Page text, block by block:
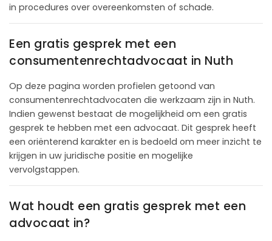
in procedures over overeenkomsten of schade.
Een gratis gesprek met een
consumentenrechtadvocaat in Nuth
Op deze pagina worden profielen getoond van
consumentenrechtadvocaten die werkzaam zijn in Nuth.
Indien gewenst bestaat de mogelijkheid om een gratis
gesprek te hebben met een advocaat. Dit gesprek heeft
een oriënterend karakter en is bedoeld om meer inzicht te
krijgen in uw juridische positie en mogelijke
vervolgstappen.
Wat houdt een gratis gesprek met een
advocaat in?